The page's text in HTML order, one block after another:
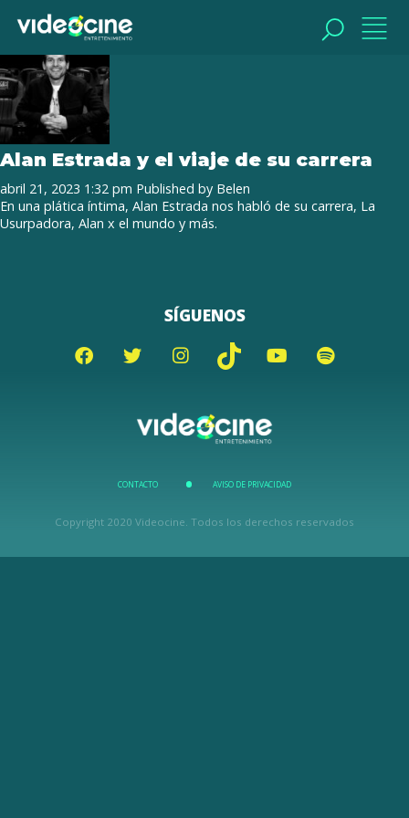
Tag Archive: la usurpadora
Alan Estrada y el viaje de su carrera
abril 21, 2023 1:32 pm Published by Belen
En una plática íntima, Alan Estrada nos habló de su carrera, La
Usurpadora, Alan x el mundo y más.
SÍGUENOS
CONTACTO AVISO DE PRIVACIDAD
Copyright 2020 Videocine. Todos los derechos reservados